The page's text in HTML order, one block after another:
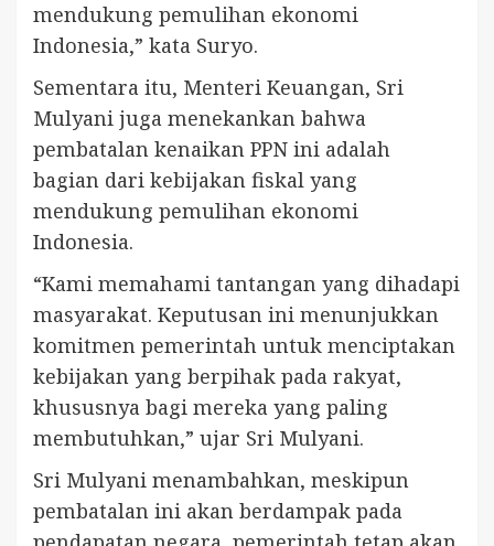
mendukung pemulihan ekonomi
Indonesia,” kata Suryo.
Sementara itu, Menteri Keuangan, Sri
Mulyani juga menekankan bahwa
pembatalan kenaikan PPN ini adalah
bagian dari kebijakan fiskal yang
mendukung pemulihan ekonomi
Indonesia.
“Kami memahami tantangan yang dihadapi
masyarakat. Keputusan ini menunjukkan
komitmen pemerintah untuk menciptakan
kebijakan yang berpihak pada rakyat,
khususnya bagi mereka yang paling
membutuhkan,” ujar Sri Mulyani.
Sri Mulyani menambahkan, meskipun
pembatalan ini akan berdampak pada